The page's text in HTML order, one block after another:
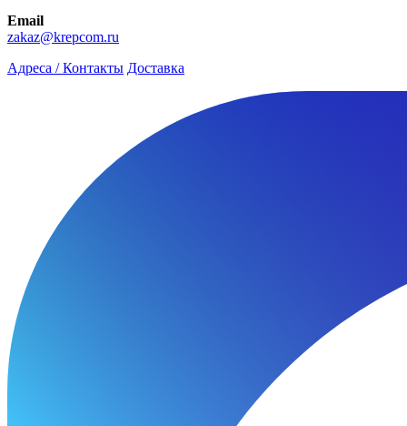
Email
zakaz@krepcom.ru
Адреса / Контакты Доставка